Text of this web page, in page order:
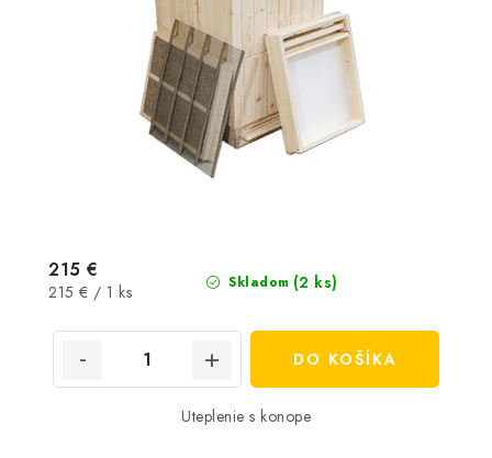
Skladom (2 ks)
215 €
Jednotková
215 € / 1 ks
DO KOŠÍKA
Uteplenie s konope